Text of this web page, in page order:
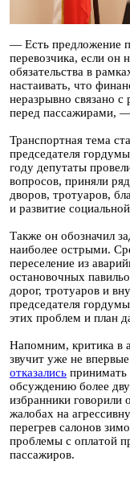
— Есть предложение
перевозчика, если он
обязательства в
настаивать, что
неразрывно связано с
перед пассажирами,
Транспортная тема
председателя
году депутаты
вопросов, приняли
дворов, тротуаров,
и развитие
Также он обозначил
наиболее острыми.
переселение из
остановочных
дорог, тротуаров и
председателя
этих проблем и план
Напомним, критика в
звучит уже не
отказались принимать
обсуждению более
избранники говорили
жалобах на
перегрев салонов
проблемы с оплатой
пассажиров.